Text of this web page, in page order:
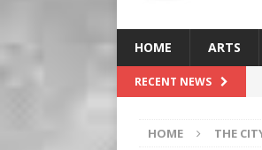
HOME ARTS
RECENT NEWS
HOME THE